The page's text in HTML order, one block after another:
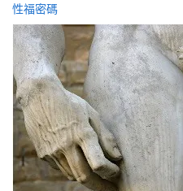
性福密碼